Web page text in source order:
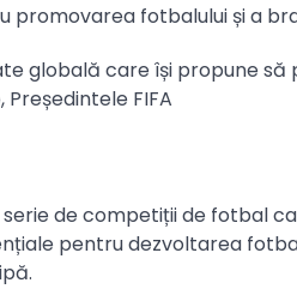
fotbalului și a
globală care își propune să
FIFA
serie de competiții de fotbal
pentru dezvoltarea